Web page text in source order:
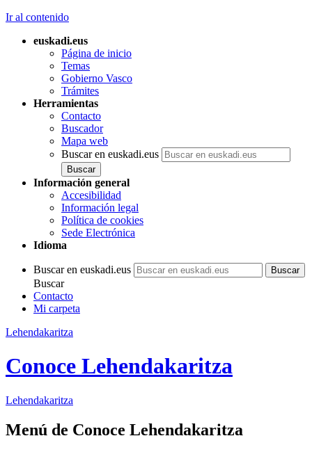
Ir al contenido
euskadi.eus
Página de inicio
Temas
Gobierno Vasco
Trámites
Herramientas
Contacto
Buscador
Mapa web
Buscar en euskadi.eus
Información general
Accesibilidad
Información legal
Política de cookies
Sede Electrónica
Idioma
Buscar en euskadi.eus
Buscar
Contacto
Mi carpeta
Lehendakaritza
Conoce Lehendakaritza
Lehendakaritza
Menú de Conoce Lehendakaritza